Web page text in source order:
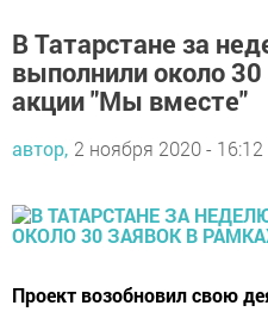
В Татарстане за
выполнили около
акции "Мы вместе"
автор, 2 ноября 2020 - 16:12
Проект возобновил свою